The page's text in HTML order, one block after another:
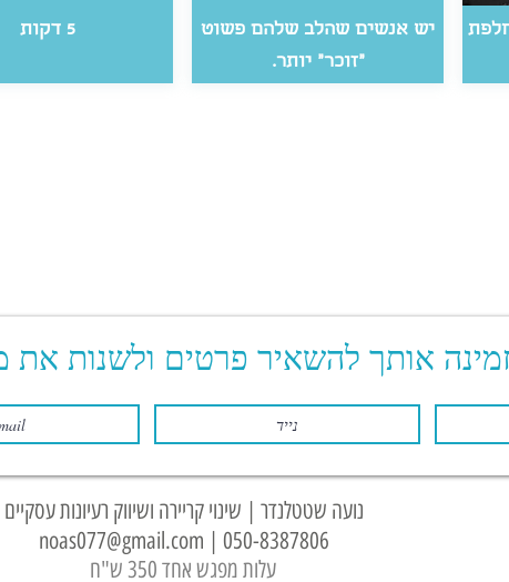
יש אנשים שהלב שלהם פשוט
״זוכר״ יותר.
5 דקות
אותך להשאיר פרטים ולשנות את
נועה שטטלנדר | שינוי קריירה ושיווק רעיונות עסקיים
050-8387806
|
noas077@gmail.com
עלות מפגש אחד 350 ש"ח